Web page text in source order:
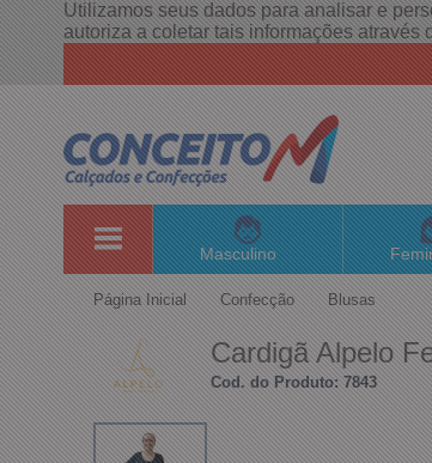
Utilizamos seus dados para analisar e
autoriza a coletar tais informações
Masculino
Página Inicial Confecção Blusas
Cardigã Alpelo
Cod. do Produto: 7843